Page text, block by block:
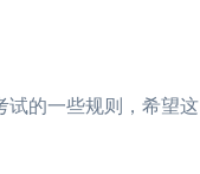
试的一些规则，希望这